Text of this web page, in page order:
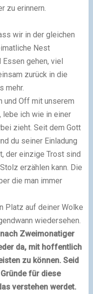
zu erinnern.
wir in der gleichen
Nest
Essen gehen, viel
zurück in die
mehr.
und Off mit unserem
lebe ich wie in einer
zieht. Seit dem Gott
du seiner Einladung
der einzige Trost sind
erzählen kann. Die
die man immer
Platz auf deiner Wolke
wiedersehen.
Zweimonatiger
da, mit hoffentlich
zu können. Seid
für diese
verstehen werdet.